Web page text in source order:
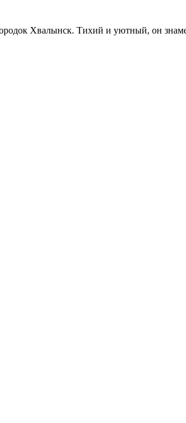
Хвалынск. Тихий и уютный, он